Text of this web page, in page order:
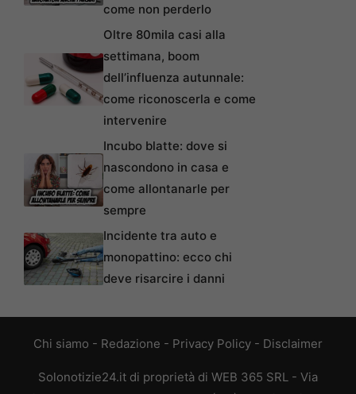
come non perderlo
Oltre 80mila casi alla
settimana, boom
dell’influenza autunnale:
come riconoscerla e come
intervenire
Incubo blatte: dove si
nascondono in casa e
come allontanarle per
sempre
Incidente tra auto e
monopattino: ecco chi
deve risarcire i danni
Chi siamo - Redazione - Privacy Policy - Disclaimer
Solonotizie24.it di proprietà di WEB 365 SRL - Via